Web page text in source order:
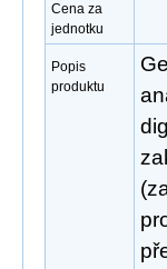
Cena za
jednotku
Popis
produktu